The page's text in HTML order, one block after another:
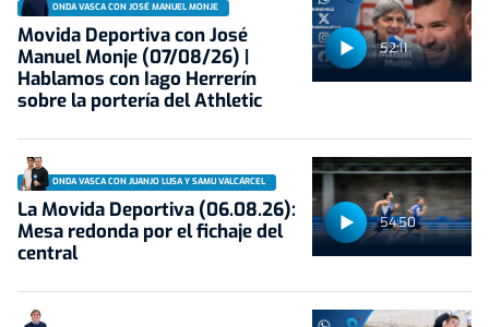
52:11
ONDA VASCA CON JOSÉ MANUEL MONJE
Movida Deportiva con José
Manuel Monje (07/08/26) |
Hablamos con Iago Herrerín
sobre la portería del Athletic
54:50
ONDA VASCA CON JUANJO LUSA Y SAMU VALCÁRCEL
La Movida Deportiva (06.08.26):
Mesa redonda por el fichaje del
central